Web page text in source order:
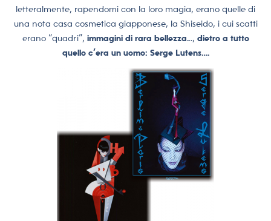
letteralmente, rapendomi con la loro magia, erano quelle di
una nota casa cosmetica giapponese, la Shiseido, i cui scatti
erano “quadri”, immagini di rara bellezza..., dietro a tutto
quello c’era un uomo: Serge Lutens….